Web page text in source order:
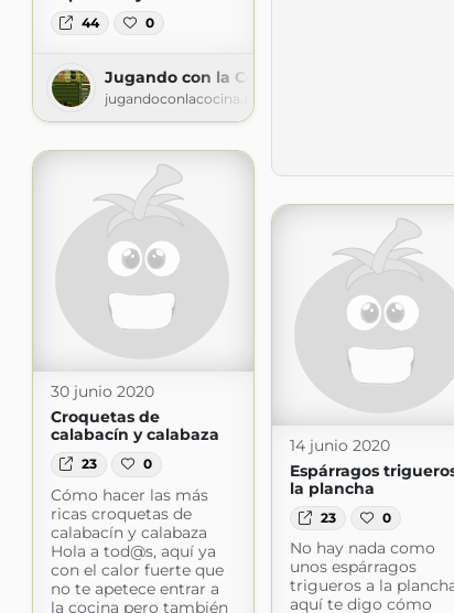
44 0
Jugando con la Cocina
jugandoconlacocina.blogspot.com
30 junio 2020
Croquetas de
calabacín y calabaza
23 0
Cómo hacer las más
ricas croquetas de
calabacín y calabaza
Hola a tod@s, aquí ya
con el calor fuerte que
no te apetece entrar a
la cocina pero también
14 junio 2020
Espárragos
la plancha
23 0
No hay nada como
unos espárragos
trigueros a la
aquí te digo cómo